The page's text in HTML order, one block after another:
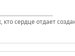
кто сердце отдает